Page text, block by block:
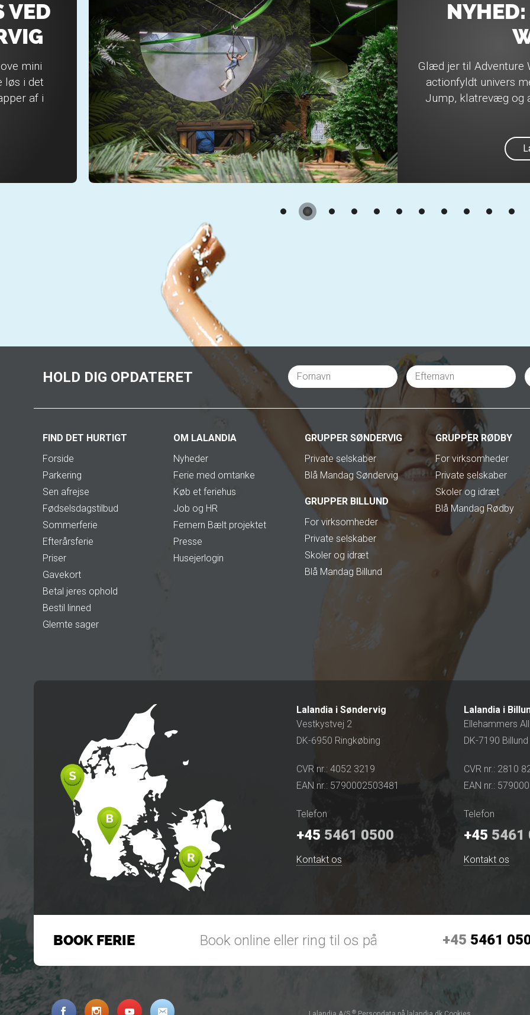
VED
mini
løs i det
af i
Glæd jer til Adventure
actionfyldt univers
Jump, klatrevæg og
FIND DET HURTIGT
Forside
Parkering
Sen afrejse
Fødselsdagstilbud
Sommerferie
Efterårsferie
Priser
Gavekort
Betal jeres ophold
Bestil linned
Glemte sager
OM LALANDIA
Nyheder
Ferie med omtanke
Køb et feriehus
Job og HR
Femern Bælt projektet
Presse
Husejerlogin
GRUPPER SØNDERVIG
Private selskaber
Blå Mandag Søndervig
GRUPPER BILLUND
For virksomheder
Private selskaber
Skoler og idræt
Blå Mandag Billund
GRUPPER RØDBY
For virksomheder
Private selskaber
Skoler og idræt
Blå Mandag Rødby
HOLD DIG OPDATERET
Lalandia i Søndervig
Vestkystvej 2
DK-6950 Ringkøbing
CVR nr.: 4052 3219
EAN nr.: 5790002503481
Telefon
+45 5461 0500
Kontakt os
Lalandia i
Ellehammers
DK-7190 Billund
CVR nr.: 2810
EAN nr.:
Telefon
+45 5461
Kontakt os
BOOK FERIE Book online eller ring til os på +45 5461
®